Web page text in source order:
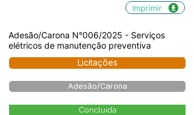
Imprimir
Adesão/Carona N°006/2025 - Serviços
elétricos de manutenção preventiva
Licitações
Adesão/Carona
Concluída